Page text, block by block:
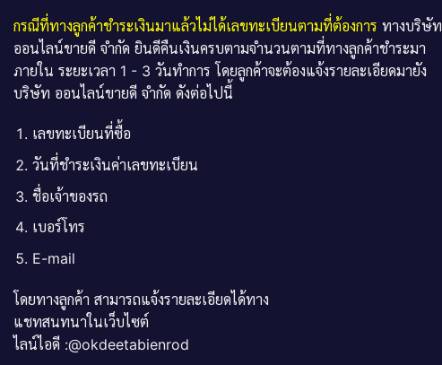
กรณีที่ทางลูกค้าชำระเงินมาแล้วไม่ได้เลขทะเบียนตามที่ต้องการ ทางบริษัท
ออนไลน์ขายดี จำกัด ยินดีคืนเงินครบตามจำนวนตามที่ทางลูกค้าชำระมา
ภายใน ระยะเวลา 1 - 3 วันทำการ โดยลูกค้าจะต้องแจ้งรายละเอียดมายัง
บริษัท ออนไลน์ขายดี จำกัด ดังต่อไปนี้
เลขทะเบียนที่ซื้อ
วันที่ชำระเงินค่าเลขทะเบียน
ชื่อเจ้าของรถ
เบอร์โทร
E-mail
โดยทางลูกค้า สามารถแจ้งรายละเอียดได้ทาง
แชทสนทนาในเว็บไซต์
ไลน์ไอดี :@okdeetabienrod